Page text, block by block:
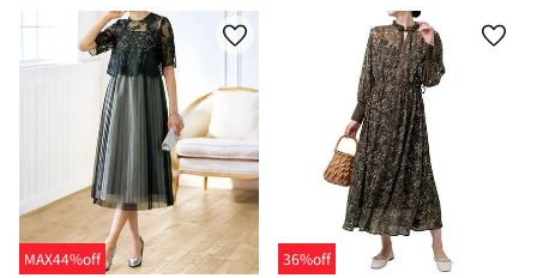
MAX44%off
36%off